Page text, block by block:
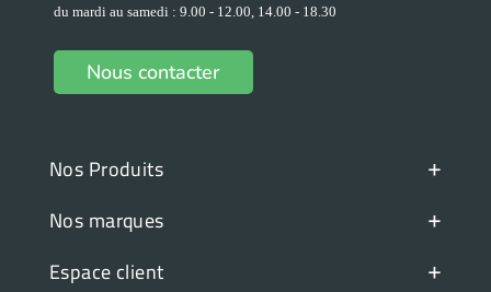
du mardi au samedi : 9.00 - 12.00, 14.00 - 18.30
Nous contacter
Nos Produits +
Nos marques +
Espace client +